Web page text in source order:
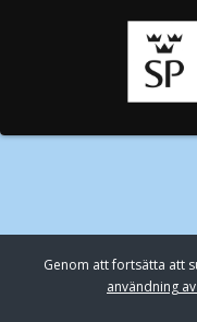
Genom att fortsätta att
användning